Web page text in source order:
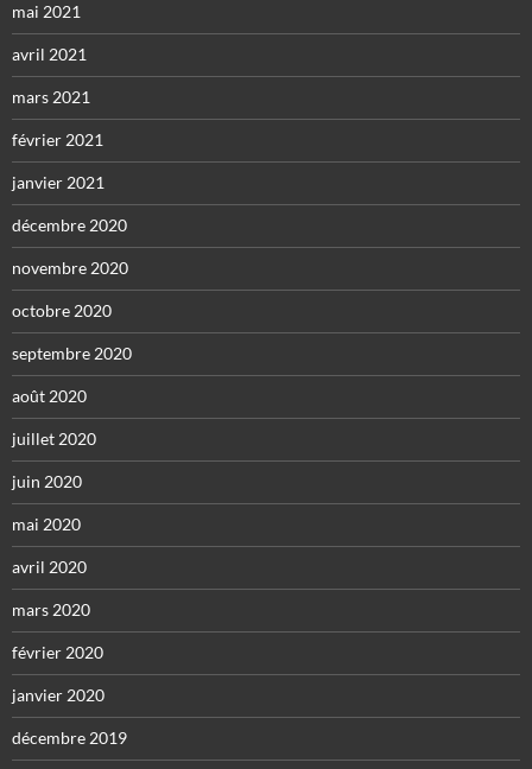
mai 2021
avril 2021
mars 2021
février 2021
janvier 2021
décembre 2020
novembre 2020
octobre 2020
septembre 2020
août 2020
juillet 2020
juin 2020
mai 2020
avril 2020
mars 2020
février 2020
janvier 2020
décembre 2019